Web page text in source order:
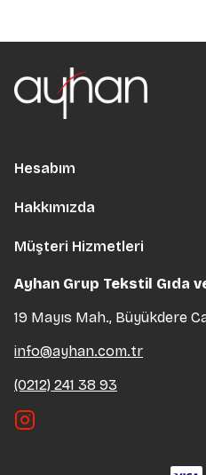
Hesabım
Hakkımızda
Müşteri Hizmetleri
Ayhan Grup Tekstil Gıda
19 Mayıs Mah., Büyükdere
info@ayhan.com.tr
(0212) 241 38 93